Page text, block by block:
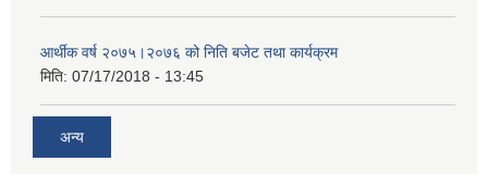
आर्थीक वर्ष २०७५।२०७६ को निति बजेट तथा कार्यक्रम
मिति: 07/17/2018 - 13:45
अन्य